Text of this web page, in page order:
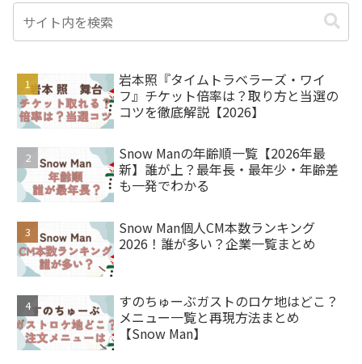
岩本照『タイムトラベラーズ・ワイ
フ』チケット倍率は？取り方と当選の
コツを徹底解説【2026】
Snow Manの年齢順一覧【2026年最
新】誰が上？最年長・最年少・年齢差
も一発でわかる
Snow Man個人CM本数ランキング
2026！誰が多い？企業一覧まとめ
すのちゅーぶガストのロケ地はどこ？
メニュー一覧と再現方法まとめ
【Snow Man】